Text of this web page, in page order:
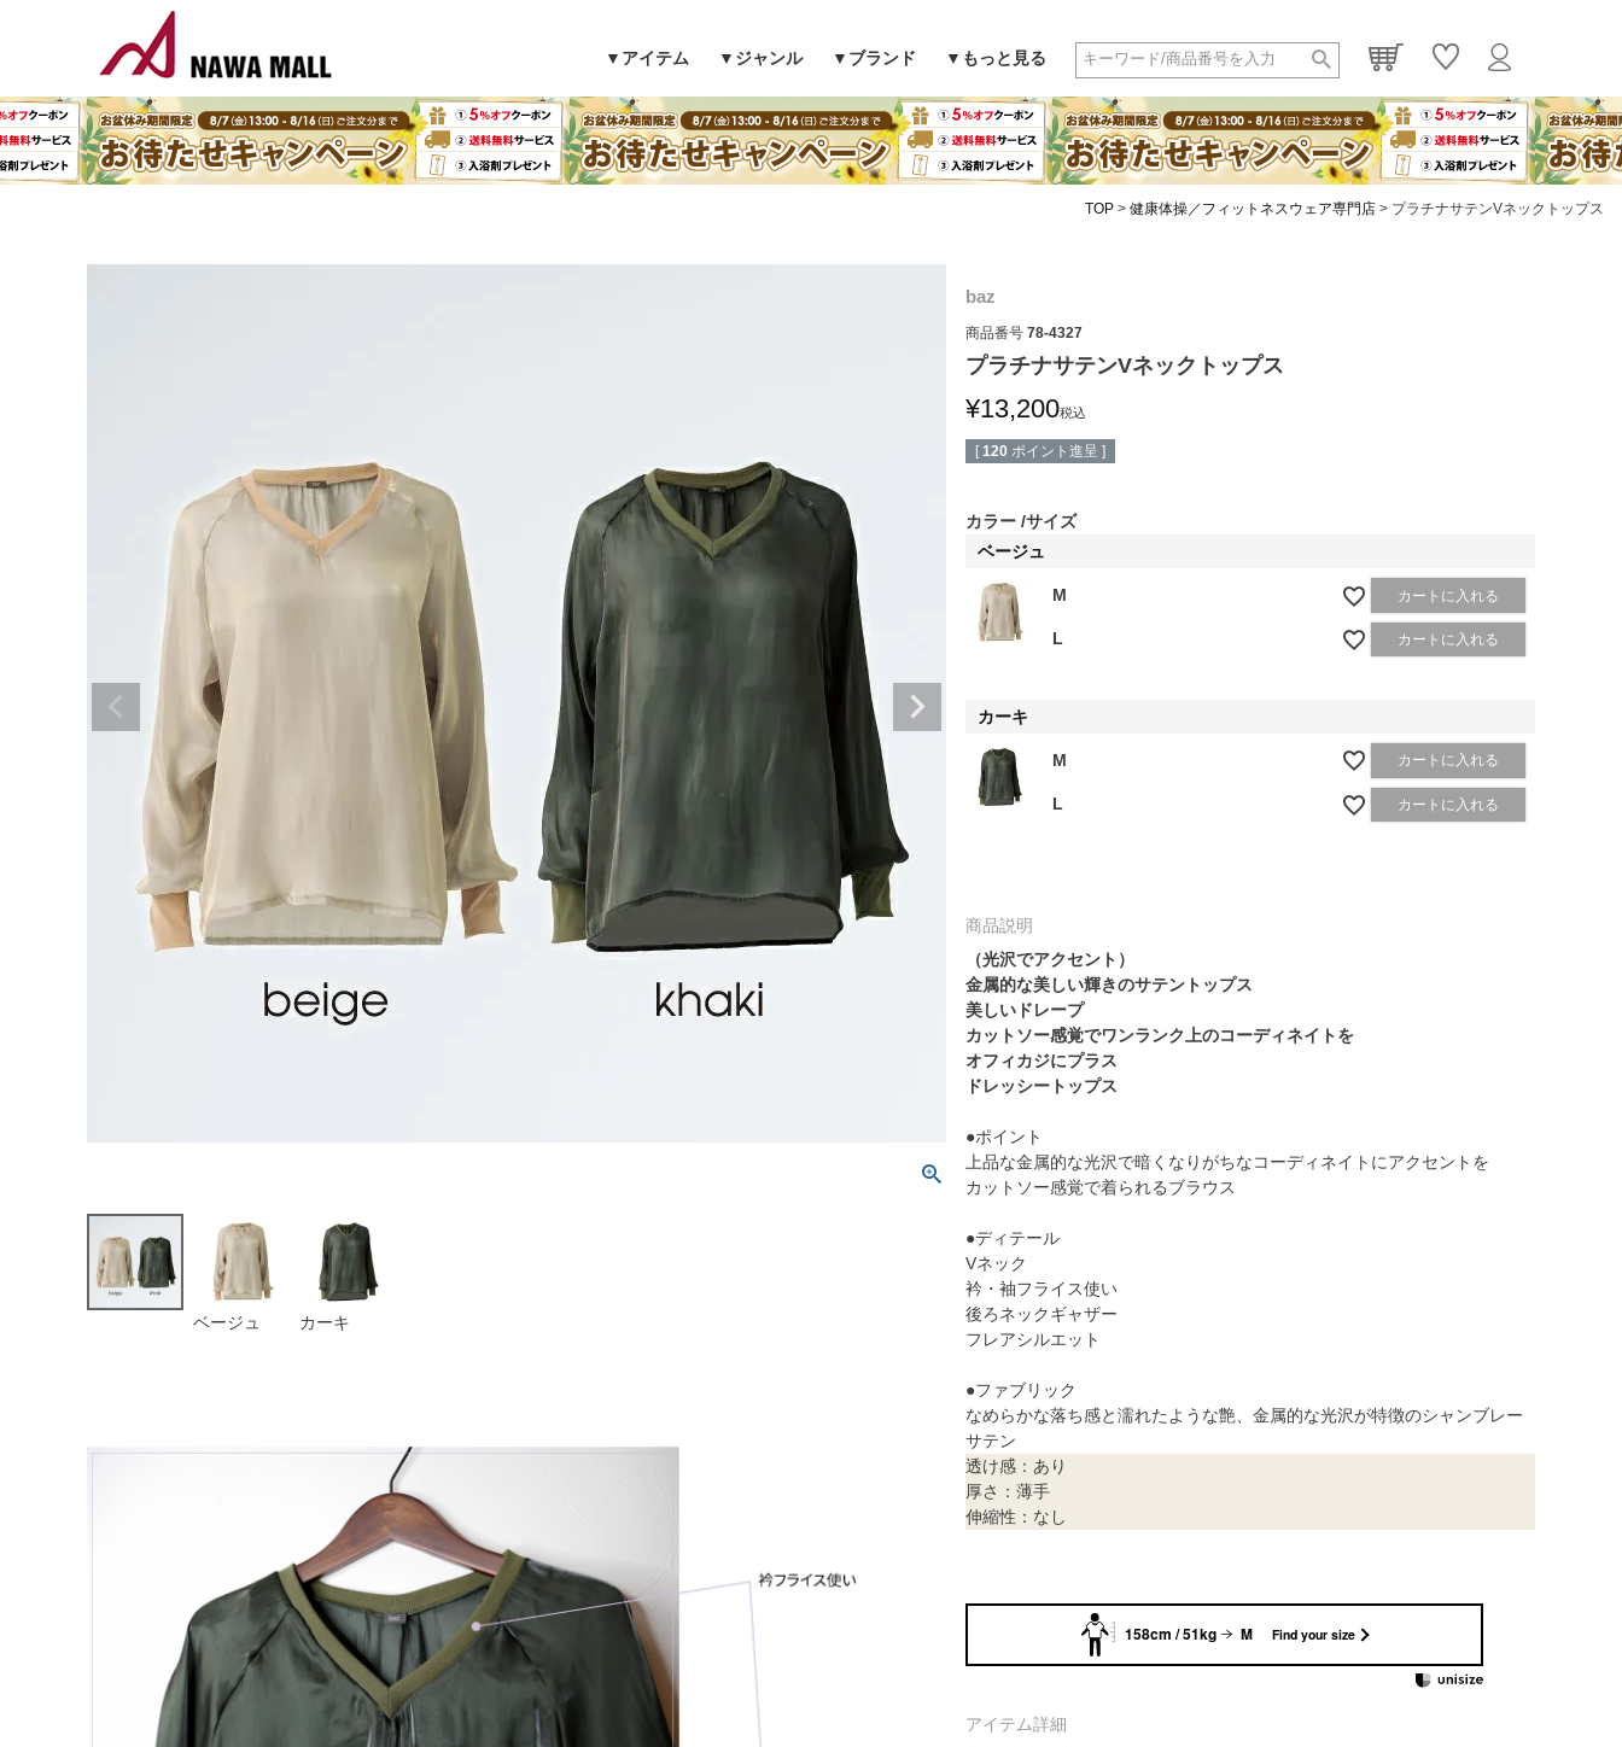
▼アイテム ▼ジャンル ▼ブランド ▼もっと見る
検索
TOP 健康体操／フィットネスウェア専門店 プラチナサテンVネックトップス
ベージュ カーキ
baz
商品番号 78-4327
プラチナサテンVネックトップス
¥13,200税込
[ 120 ポイント進呈 ]
カラー サイズ
ベージュ
M カートに入れる
L カートに入れる
カーキ
M カートに入れる
L カートに入れる
商品説明
（光沢でアクセント）
金属的な美しい輝きのサテントップス
美しいドレープ
カットソー感覚でワンランク上のコーディネイトを
オフィカジにプラス
ドレッシートップス
●ポイント
上品な金属的な光沢で暗くなりがちなコーディネイトにアクセントを
カットソー感覚で着られるブラウス
●ディテール
Vネック
衿・袖フライス使い
後ろネックギャザー
フレアシルエット
●ファブリック
なめらかな落ち感と濡れたような艶、金属的な光沢が特徴のシャンブレー
サテン
透け感：あり
厚さ：薄手
伸縮性：なし
158cm / 51kg M Find your size
アイテム詳細